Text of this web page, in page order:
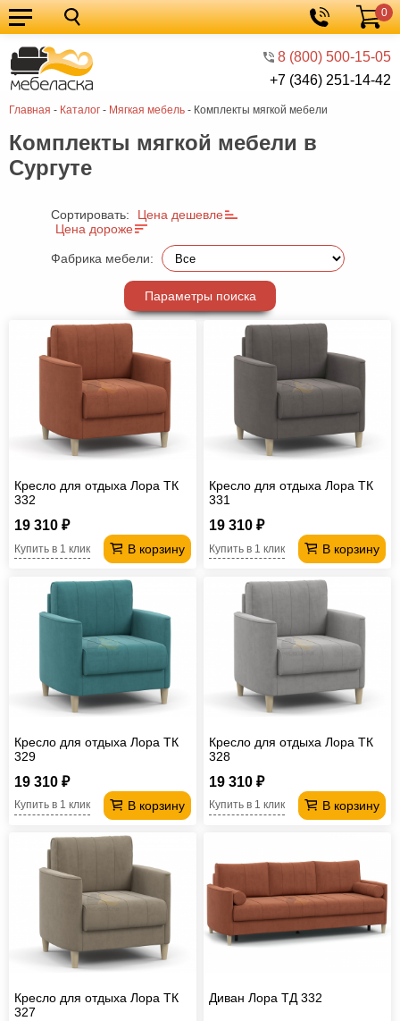
8 (800) 500-15-05
+7 (346) 251-14-42
Корзина
0
Главная - Каталог - Мягкая мебель - Комплекты мягкой мебели
Кухонные
гарнитуры
Мебель
для
кухни
Мебель
для
спальни
Кровати
Шкафы
Диваны
гостиную
прихожей
мебель
Столы
компьютер
для
ванной
Мебель
трансформер
Матрасы
мешки
Мебель
оборудование
Комплекты мягкой мебели в
Сургуте
Сортировать:
Цена дешевле
Цена дороже
Фабрика мебели:
Параметры поиска
Кресло для отдыха Лора ТК
332
19 310 ₽
В корзину
Купить в 1 клик
Кресло для отдыха Лора ТК
331
19 310 ₽
В корзину
Купить в 1 клик
Кресло для отдыха Лора ТК
329
19 310 ₽
В корзину
Купить в 1 клик
Кресло для отдыха Лора ТК
328
19 310 ₽
В корзину
Купить в 1 клик
Кресло для отдыха Лора ТК
327
Диван Лора ТД 332